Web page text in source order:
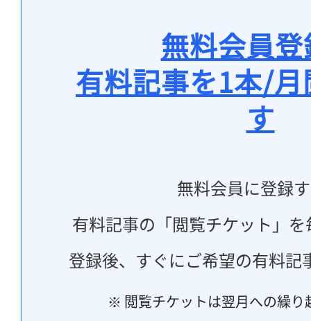
無料会員
有料記事を1本/
す
無料会員に登録
有料記事の「閲覧チケット」
登録後、すぐにご希望の有料記
※ 閲覧チケットは翌月への繰り